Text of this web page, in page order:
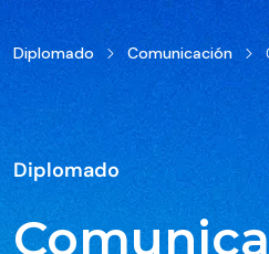
Diplomado Comunicación
Diplomado